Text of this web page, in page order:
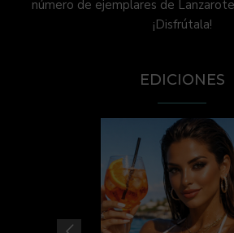
número de ejemplares de
¡Disfrútala!
EDICIONES